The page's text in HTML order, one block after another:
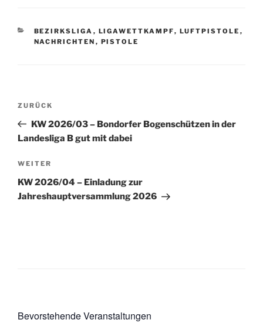
KATEGORIEN
BEZIRKSLIGA , LIGAWETTKAMPF, LUFTPISTOLE ,
NACHRICHTEN , PISTOLE
Beitragsnavigation
Vorheriger
Beitrag
ZURÜCK
KW 2026/03 – Bondorfer Bogenschützen in der
Landesliga B gut mit dabei
Nächster
Beitrag
WEITER
KW 2026/04 – Einladung zur
Jahreshauptversammlung 2026
Bevorstehende Veranstaltungen